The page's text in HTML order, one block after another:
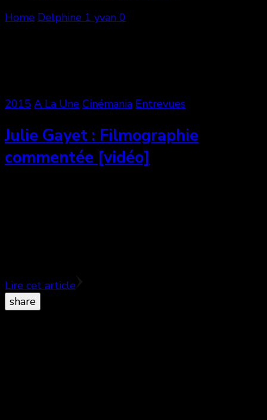
Home Delphine 1 yvan 0
2015 A La Une Cinémania Entrevues
Julie Gayet : Filmographie
commentée [vidéo]
Lire cet article
share